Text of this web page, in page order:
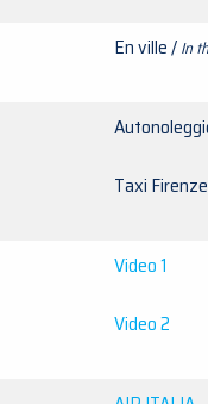
En ville /In
Taxi
Video 1
Video 2